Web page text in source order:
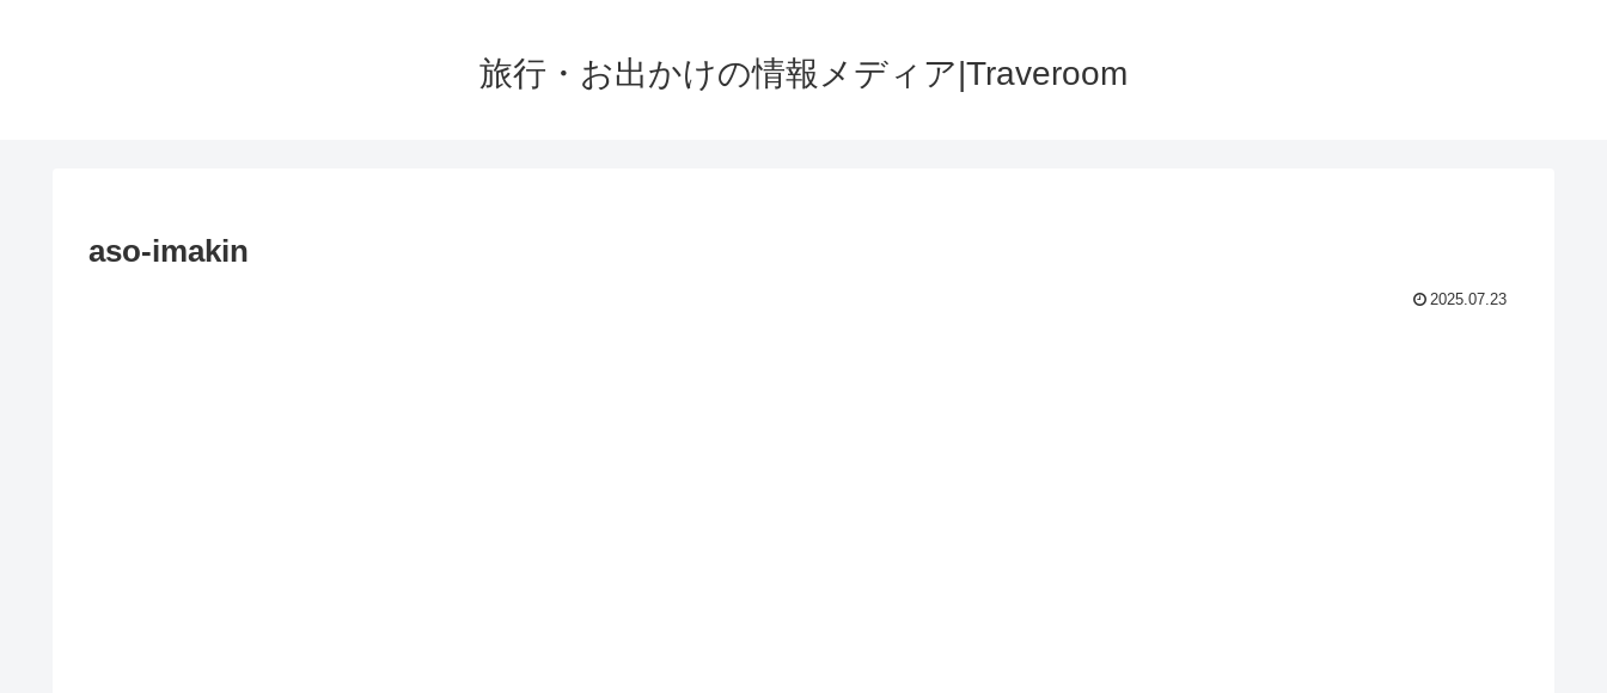
旅行・お出かけの情報メディア|Traveroom
aso-imakin
2025.07.23